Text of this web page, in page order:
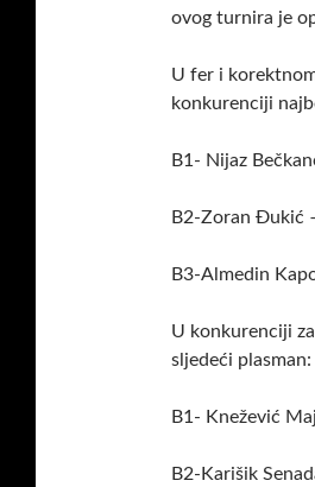
ovog turnira je
U fer i
konkurenciji
B1- Nijaz
B2-Zoran Đukić
B3-Almedin
U konkurenciji
sljedeći plasman:
B1- Knežević
B2-Karišik